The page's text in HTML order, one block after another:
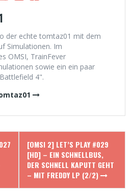
der echte tomtaz01 mit dem
Simulationen. Im
OMSI, TrainFever
sowie ein ein paar
4".
[OMSI 2] LET’S PLAY #029
[HD] – EIN SCHNELLBUS,
DER SCHNELL KAPUTT GEHT
– MIT FREDDY LP (2/2)